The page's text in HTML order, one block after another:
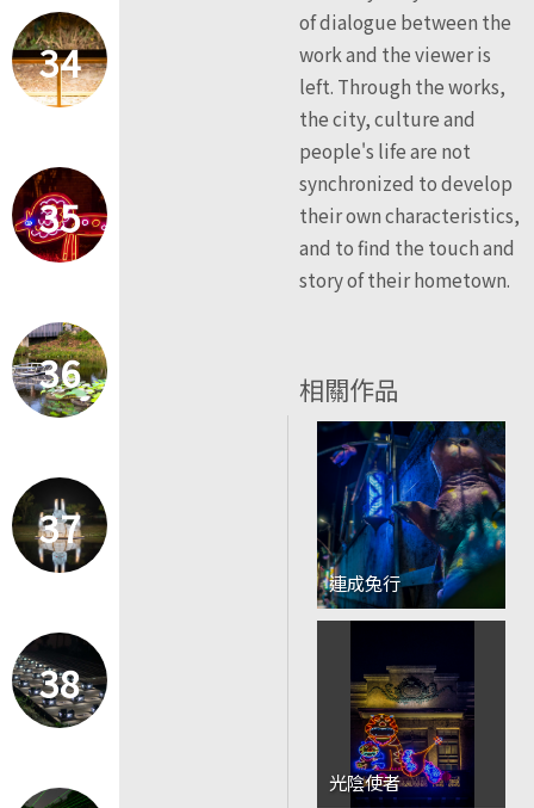
34
35
36
37
38
of dialogue between the
work and the viewer is
left. Through the works,
the city, culture and
people's life are not
synchronized to develop
their own characteristics,
and to find the touch and
story of their hometown.
相關作品
連成兔行
光陰使者